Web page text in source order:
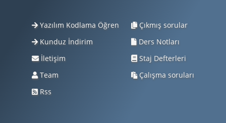
Yazılım Kodlama Öğren
Kunduz İndirim
İletişim
Team
Rss
Çıkmış sorular
Ders Notları
Staj Defterleri
Çalışma soruları